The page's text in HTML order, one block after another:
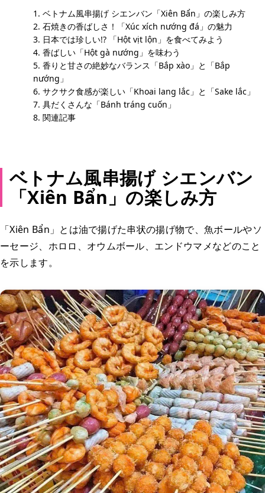
ベトナム風串揚げ シエンバン「Xiên Bẩn」の楽しみ方
石焼きの香ばしさ！「Xúc xích nướng đá」の魅力
日本では珍しい!? 「Hột vịt lộn」を食べてみよう
香ばしい「Hột gà nướng」を味わう
香りと甘さの絶妙なバランス「Bắp xào」と「Bắp
nướng」
サクサク食感が楽しい「Khoai lang lắc」と「Sake lắc」
具だくさんな「Bánh tráng cuốn」
関連記事
ベトナム風串揚げ シエンバン
「Xiên Bẩn」の楽しみ方
「Xiên Bẩn」とは油で揚げた串状の揚げ物で、魚ボールやソ
ーセージ、ホロロ、オウムボール、エンドウマメなどのこと
を示します。